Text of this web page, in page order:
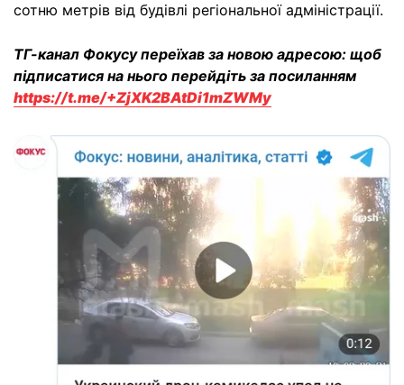
сотню метрів від будівлі регіональної адміністрації.
ТГ-канал Фокусу переїхав за новою адресою: щоб
підписатися на нього перейдіть за посиланням
https://t.me/+ZjXK2BAtDi1mZWMy